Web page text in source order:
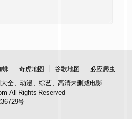
蛛 奇虎地图 谷歌地图
必应爬虫
全、动漫、综艺、高清未删减电影
All Rights Reserved
号